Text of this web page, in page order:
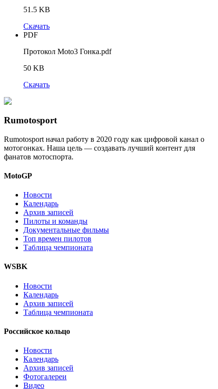
51.5 KB
Скачать
PDF
Протокол Moto3 Гонка.pdf
50 KB
Скачать
Rumotosport
Rumotosport начал работу в 2020 году как цифровой канал о
мотогонках. Наша цель — создавать лучший контент для
фанатов мотоспорта.
MotoGP
Новости
Календарь
Архив записей
Пилоты и команды
Документальные фильмы
Топ времен пилотов
Таблица чемпионата
WSBK
Новости
Календарь
Архив записей
Таблица чемпионата
Российское кольцо
Новости
Календарь
Архив записей
Фотогалереи
Видео